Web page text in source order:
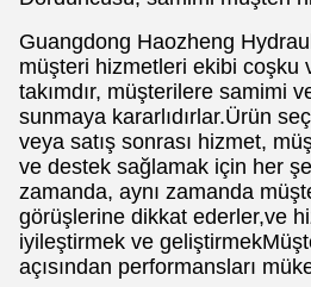
Guangdong Haozheng
müşteri hizmetleri ekibi coşku
takımdır, müşterilere samimi
sunmaya kararlıdırlar.Ürün
veya satış sonrası hizmet,
ve destek sağlamak için her
zamanda, aynı zamanda
görüşlerine dikkat ederler,ve
iyileştirmek ve
açısından performansları